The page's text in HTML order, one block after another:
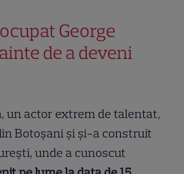
George
de a deveni
un actor extrem de talentat,
Botoșani și și-a construit
unde a cunoscut